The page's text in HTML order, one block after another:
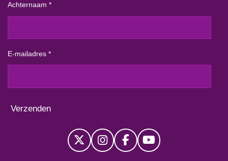
Achternaam *
E-mailadres *
Verzenden
X
I
n
F
a
Y
o